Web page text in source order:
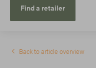
Find a retailer
Back to article overview